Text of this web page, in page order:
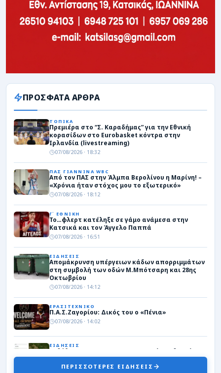
ΠΡΟΣΦΑΤΑ ΑΡΘΡΑ
ΤΟΠΙΚΑ
Πρεμιέρα στο “Σ. Καραδήμας” για την Εθνική
κορασίδων στο Eurobasket κόντρα στην
Ιρλανδία (livestreaming)
07/08/2026 · 18:32
ΠΑΣ ΓΙΑΝΝΙΝΑ WBC
Από τον ΠΑΣ στην Άλμπα Βερολίνου η Μαρίνη! –
«Χρόνια ήταν στόχος μου το εξωτερικό»
07/08/2026 · 18:12
Γ΄ ΕΘΝΙΚΗ
Το…φλερτ κατέληξε σε γάμο ανάμεσα στην
Κατσικά και τον Άγγελο Παππά
07/08/2026 · 16:51
ΕΙΔΗΣΕΙΣ
Απομάκρυνση υπέργειων κάδων απορριμμάτων
στη συμβολή των οδών Μ.Μπότσαρη και 28ης
Οκτωβρίου
07/08/2026 · 14:12
ΕΡΑΣΙΤΕΧΝΙΚΟ
Π.Α.Σ.Ζαγορίου: Δικός του ο «Πένια»
07/08/2026 · 14:02
ΕΙΔΗΣΕΙΣ
Εκδόθηκε η ΚΥΑ για τη στεγαστική συνδρομή των
πληγέντων από τον σεισμό της 8ης Μαρτίου
07/08/2026 · 13:34
ΠΕΡΙΣΣΟΤΕΡΕΣ ΕΙΔΗΣΕΙΣ